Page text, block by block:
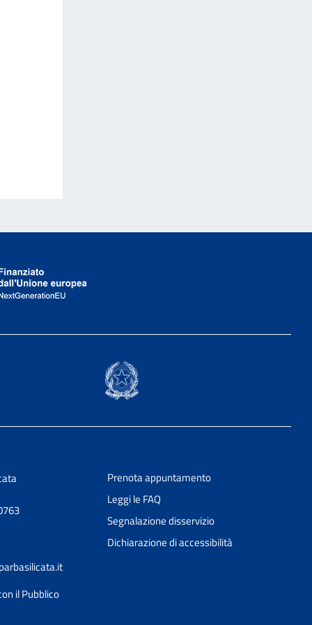
il Pubblico
Prenota appuntamento
Leggi le FAQ
Segnalazione disservizio
Dichiarazione di accessibilità